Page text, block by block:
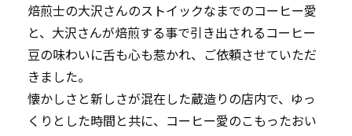
焙煎士の大沢さんのストイックなまでのコーヒー愛
と、大沢さんが焙煎する事で引き出されるコーヒー
豆の味わいに舌も心も惹かれ、ご依頼させていただ
きました。
懐かしさと新しさが混在した蔵造りの店内で、ゆっ
くりとした時間と共に、コーヒー愛のこもったおい